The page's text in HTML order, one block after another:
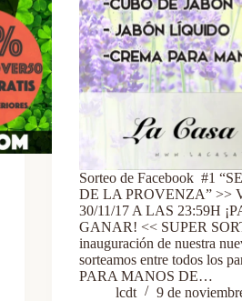
Sorteo de Facebook #1
DE LA PROVENZA” >>
30/11/17 A LAS 23:59H
GANAR! << SUPER
inauguración de nuestra
sorteamos entre todos los
PARA MANOS DE…
lcdt
9 de